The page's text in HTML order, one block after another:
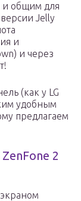
и общим для
Jelly
и
и через
(как у LG
удобным
предлагаем
2